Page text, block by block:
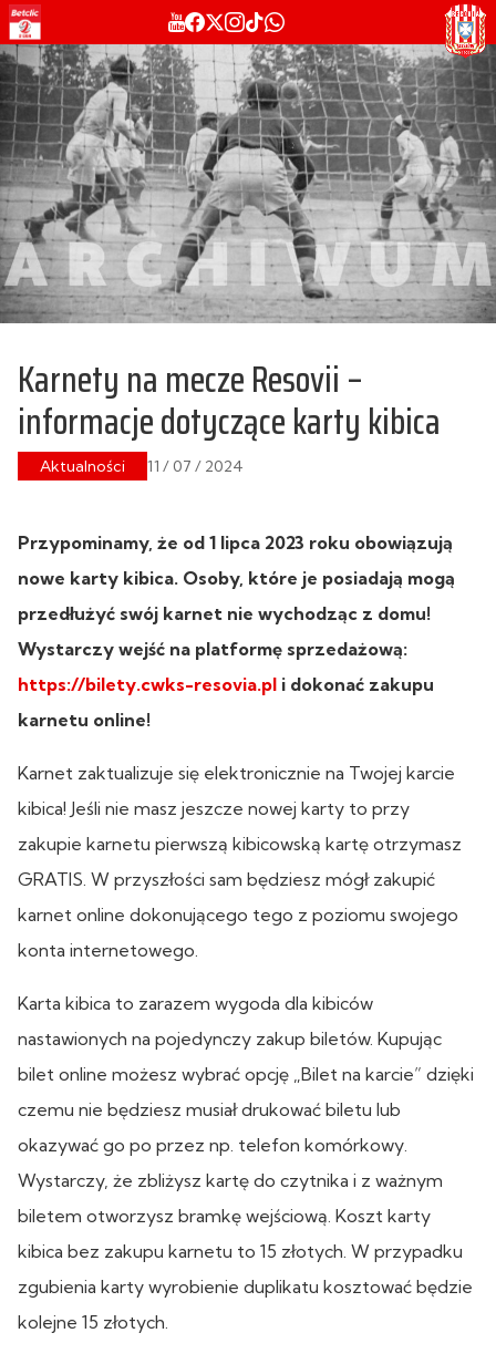
Karnety na mecze Resovii –
informacje dotyczące karty kibica
Aktualności 11 / 07 / 2024
Przypominamy, że od 1 lipca 2023 roku obowiązują
nowe karty kibica. Osoby, które je posiadają mogą
przedłużyć swój karnet nie wychodząc z domu!
Wystarczy wejść na platformę sprzedażową:
https://bilety.cwks-resovia.pl i dokonać zakupu
karnetu online!
Karnet zaktualizuje się elektronicznie na Twojej karcie
kibica! Jeśli nie masz jeszcze nowej karty to przy
zakupie karnetu pierwszą kibicowską kartę otrzymasz
GRATIS. W przyszłości sam będziesz mógł zakupić
karnet online dokonującego tego z poziomu swojego
konta internetowego.
Karta kibica to zarazem wygoda dla kibiców
nastawionych na pojedynczy zakup biletów. Kupując
bilet online możesz wybrać opcję „Bilet na karcie” dzięki
czemu nie będziesz musiał drukować biletu lub
okazywać go po przez np. telefon komórkowy.
Wystarczy, że zbliżysz kartę do czytnika i z ważnym
biletem otworzysz bramkę wejściową. Koszt karty
kibica bez zakupu karnetu to 15 złotych. W przypadku
zgubienia karty wyrobienie duplikatu kosztować będzie
kolejne 15 złotych.